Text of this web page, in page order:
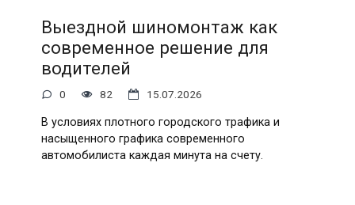
Выездной шиномонтаж как
современное решение для
водителей
0 82 15.07.2026
В условиях плотного городского трафика и
насыщенного графика современного
автомобилиста каждая минута на счету.